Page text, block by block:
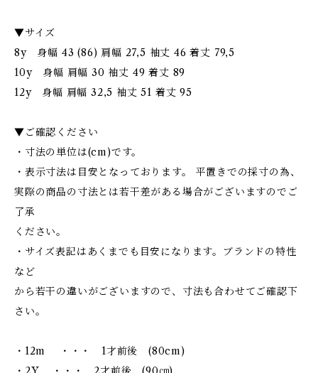
▼サイズ
8y 身幅 43 (86) 肩幅 27,5 袖丈 46 着丈 79,5
10y 身幅 肩幅 30 袖丈 49 着丈 89
12y 身幅 肩幅 32,5 袖丈 51 着丈 95
▼ご確認ください
・寸法の単位は(cm)です。
・表示寸法は目安となっております。 平置きでの採寸の為、
実際の商品の寸法とは若干差がある場合がございますのでご
了承
ください。
・サイズ表記はあくまでも目安になります。ブランドの特性
など
から若干の違いがございますので、寸法も合わせてご確認下
さい。
・12m ・・・ 1才前後 (80cm)